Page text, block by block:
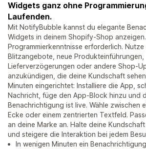
Widgets ganz ohne
Laufenden.
Mit NotifyBubble kannst du elegante
Widgets in deinem Shopify-Shop anzeigen.
Programmierkenntnisse erforderlich. Nutze
Blitzangebote, neue Produkteinführungen,
Lieferverzögerungen oder andere Shop-
anzukündigen, die deine Kundschaft
Minuten eingerichtet: Installiere die App,
Nachricht, füge den App-Block hinzu und
Benachrichtigung ist live. Wähle zwischen
Ecke oder einem zentrierten Textfeld.
an deine Marke an. Halte deine
und steigere die Interaktion bei jedem
In wenigen Minuten ein